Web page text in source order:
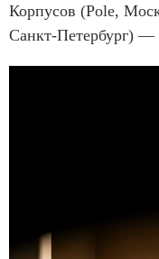
Корпусов (Pole,
Санкт-Петербург) —